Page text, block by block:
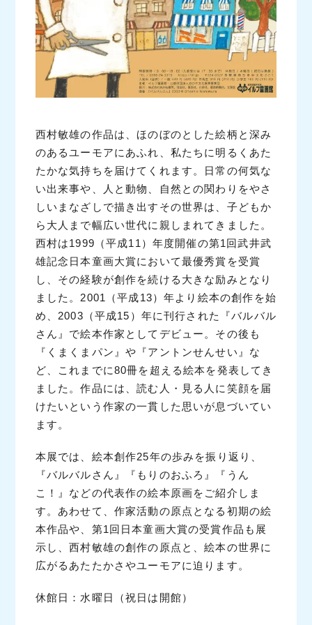
西村敏雄の作品は、ほのぼのとした絵柄と深み
のあるユーモアにあふれ、私たちに明るくあた
たかな気持ちを届けてくれます。日常の何気な
い出来事や、人と動物、自然との関わりをやさ
しいまなざしで描き出すその世界は、子どもか
ら大人まで幅広い世代に親しまれてきました。
西村は1999（平成11）年度開催の第1回武井武
雄記念日本童画大賞において最優秀賞を受賞
し、その経験が創作を続ける大きな励みとなり
ました。2001（平成13）年より絵本の創作を始
め、2003（平成15）年に刊行された『バルバル
さん』で絵本作家としてデビュー。その後も
『くまくまパン』や『アントンせんせい』な
ど、これまでに80冊を超える絵本を発表してき
ました。作品には、読む人・見る人に笑顔を届
けたいという作家の一貫した思いが息づいてい
ます。
本展では、絵本創作25年の歩みを振り返り、
『バルバルさん』『もりのおふろ』『うん
こ！』などの代表作の絵本原画をご紹介しま
す。あわせて、作家活動の原点となる初期の絵
本作品や、第1回日本童画大賞の受賞作品も展
示し、西村敏雄の創作の原点と、絵本の世界に
広がるあたたかさやユーモアに迫ります。
休館日：水曜日（祝日は開館）